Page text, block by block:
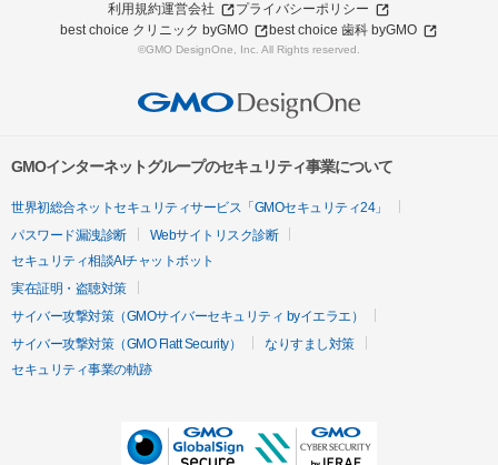
利用規約運営会社
プライバシーポリシー
best choice クリニック byGMO
best choice 歯科 byGMO
©GMO DesignOne, Inc. All Rights reserved.
GMOインターネットグループのセキュリティ事業について
世界初総合ネットセキュリティサービス「GMOセキュリティ24」
パスワード漏洩診断
Webサイトリスク診断
セキュリティ相談AIチャットボット
実在証明・盗聴対策
サイバー攻撃対策（GMOサイバーセキュリティ byイエラエ）
サイバー攻撃対策（GMO Flatt Security）
なりすまし対策
セキュリティ事業の軌跡